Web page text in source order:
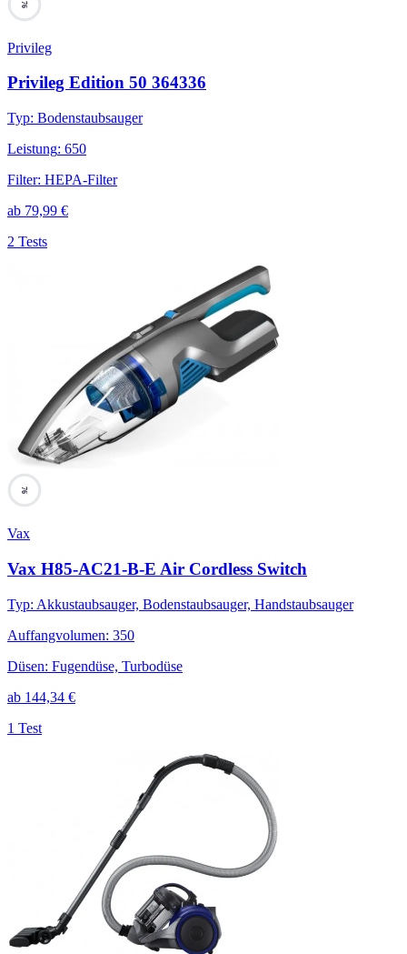
76
Privileg
Privileg Edition 50 364336
Typ: Bodenstaubsauger
Leistung: 650
Filter: HEPA-Filter
ab 79,99 €
2 Tests
76
Vax
Vax H85-AC21-B-E Air Cordless Switch
Typ: Akkustaubsauger, Bodenstaubsauger, Handstaubsauger
Auffangvolumen: 350
Düsen: Fugendüse, Turbodüse
ab 144,34 €
1 Test